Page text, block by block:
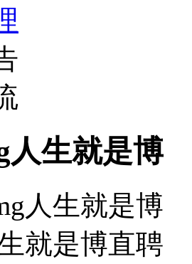
人生就是博
人生就是博
就是博直聘